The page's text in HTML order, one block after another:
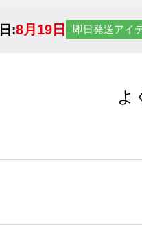
:8月19日 即日発送アイ
よ
ど、大口注文の場合は、サ
ば多いほど、オンデマン